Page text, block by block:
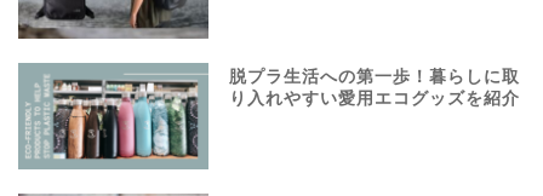
脱プラ生活への第一歩！暮らしに取
り入れやすい愛用エコグッズを紹介